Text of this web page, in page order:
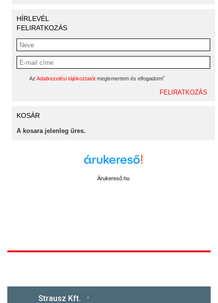
HÍRLEVÉL
FELIRATKOZÁS
Az Adatkezelési tájékoztatót megismertem és elfogadom!*
KOSÁR
A kosara jelenleg üres.
Árukereső.hu